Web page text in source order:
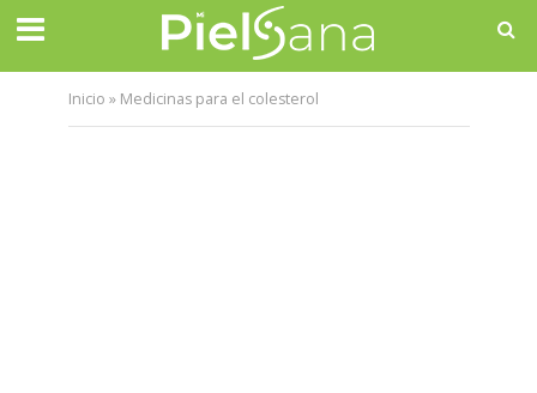
Inicio » Medicinas para el colesterol